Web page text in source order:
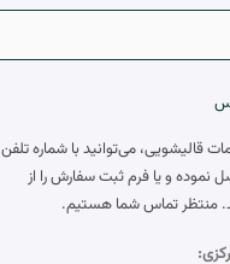
می‌توانید با شماره تلفن
و یا فرم ثبت سفارش را از
منتظر تماس شما هستیم.